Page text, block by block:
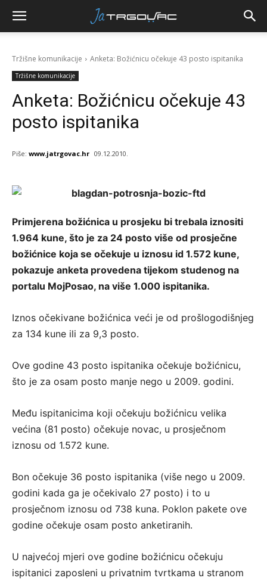
Tržišne komunikacije Anketa: Božićnicu očekuje 43 posto ispitanika
Tržišne komunikacije
Anketa: Božićnicu očekuje 43
posto ispitanika
Piše: www.jatrgovac.hr 09.12.2010.
Primjerena božićnica u prosjeku bi trebala iznositi
1.964 kune, što je za 24 posto više od prosječne
božićnice koja se očekuje u iznosu id 1.572 kune,
pokazuje anketa provedena tijekom studenog na
portalu MojPosao, na više 1.000 ispitanika.
Iznos očekivane božićnica veći je od prošlogodišnjeg
za 134 kune ili za 9,3 posto.
Ove godine 43 posto ispitanika očekuje božićnicu,
što je za osam posto manje nego u 2009. godini.
Među ispitanicima koji očekuju božićnicu velika
većina (81 posto) očekuje novac, u prosječnom
iznosu od 1.572 kune.
Bon očekuje 36 posto ispitanika (više nego u 2009.
godini kada ga je očekivalo 27 posto) i to u
prosječnom iznosu od 738 kuna. Poklon pakete ove
godine očekuje osam posto anketiranih.
U najvećoj mjeri ove godine božićnicu očekuju
ispitanici zaposleni u privatnim tvrtkama u stranom